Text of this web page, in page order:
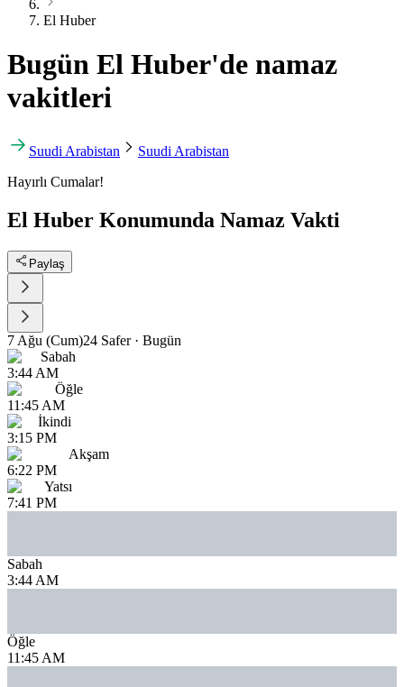
El Huber
Bugün El Huber'de namaz
vakitleri
Suudi Arabistan
Suudi Arabistan
Hayırlı Cumalar!
El Huber Konumunda Namaz Vakti
Paylaş
7 Ağu (Cum)24 Safer· Bugün
Sabah
3:44 AM
Öğle
11:45 AM
İkindi
3:15 PM
Akşam
6:22 PM
Yatsı
7:41 PM
Sabah
3:44 AM
Öğle
11:45 AM